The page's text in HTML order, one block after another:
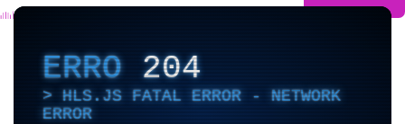
ERRO204
HLS.JS FATAL ERROR - NETWORK
ERROR